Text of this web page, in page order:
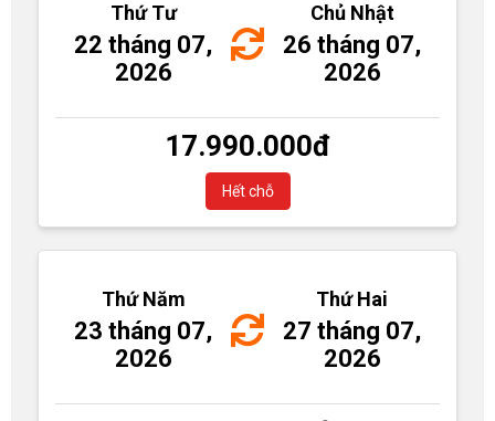
Thứ Tư
22 tháng 07,
2026
Chủ Nhật
26 tháng 07,
2026
17.990.000đ
Hết chỗ
Thứ Năm
23 tháng 07,
2026
Thứ Hai
27 tháng 07,
2026